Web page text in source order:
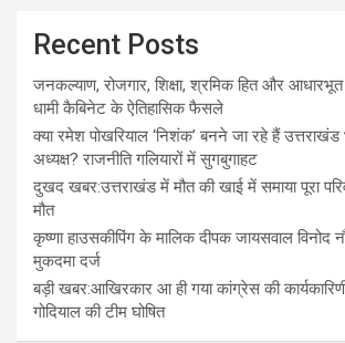
Recent Posts
जनकल्याण, रोजगार, शिक्षा, श्रमिक हित और
धामी कैबिनेट के ऐतिहासिक फैसले
क्या रमेश पोखरियाल ‘निशंक’ बनने जा रहे हैं
अध्यक्ष? राजनीति गलियारों में सुगबुगाहट
दुखद खबर:उत्तराखंड में मौत की खाई में समाया पूरा
मौत
कृष्णा हाउसकीपिंग के मालिक दीपक जायसवाल विनोद
मुकदमा दर्ज
बड़ी खबर:आखिरकार आ ही गया कांग्रेस की
गोदियाल की टीम घोषित